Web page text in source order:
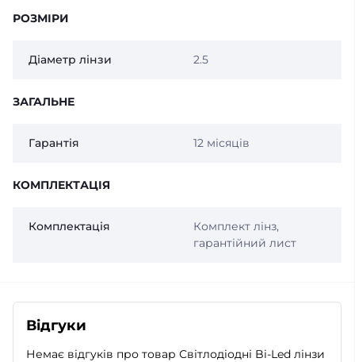
РОЗМІРИ
Діаметр лінзи 2.5
ЗАГАЛЬНЕ
Гарантія 12 місяців
КОМПЛЕКТАЦІЯ
Комплектація
Комплект лінз,
гарантійний лист
Відгуки
Немає відгуків про товар Світлодіодні Bi-Led лінзи